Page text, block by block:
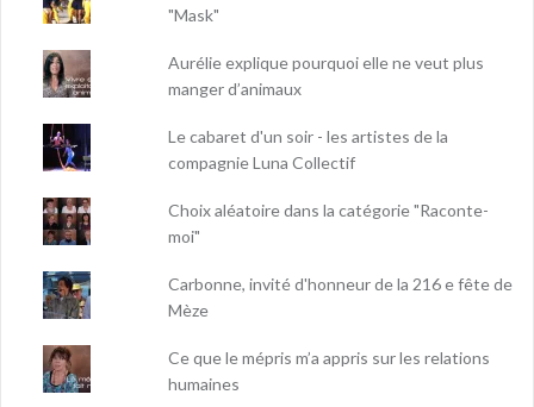
"Mask"
Aurélie explique pourquoi elle ne veut plus
manger d’animaux
Le cabaret d'un soir - les artistes de la
compagnie Luna Collectif
Choix aléatoire dans la catégorie "Raconte-
moi"
Carbonne, invité d'honneur de la 216 e fête de
Mèze
Ce que le mépris m’a appris sur les relations
humaines